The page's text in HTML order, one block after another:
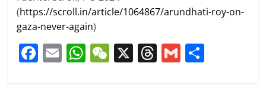
(https://scroll.in/article/1064867/arundhati-roy-on-
gaza-never-again)
F E W W X T G